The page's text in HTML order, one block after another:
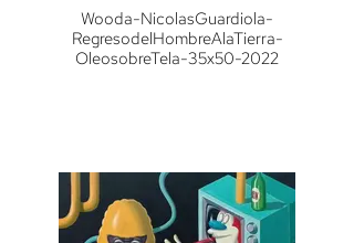
Wooda-NicolasGuardiola-
RegresodelHombreAlaTierra-
OleosobreTela-35x50-2022